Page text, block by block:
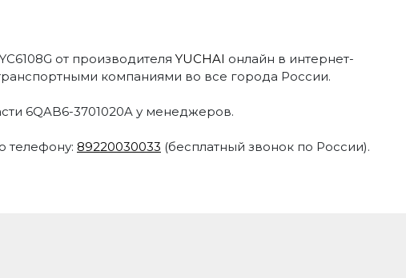
от производителя YUCHAI онлайн в интернет-
компаниями во все города России.
6QAB6-3701020A у менеджеров.
телефону: 89220030033 (бесплатный звонок по России).